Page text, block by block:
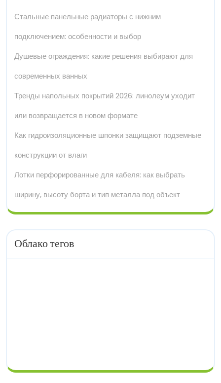
Стальные панельные радиаторы с нижним
подключением: особенности и выбор
Душевые ограждения: какие решения выбирают для
современных ванных
Тренды напольных покрытий 2026: линолеум уходит
или возвращается в новом формате
Как гидроизоляционные шпонки защищают подземные
конструкции от влаги
Лотки перфорированные для кабеля: как выбрать
ширину, высоту борта и тип металла под объект
Облако тегов